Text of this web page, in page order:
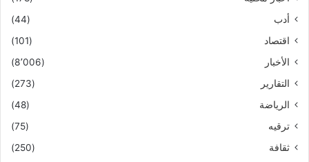
أدب
(44)
اقتصاد
(101)
الأخبار
(8٬006)
التقارير
(273)
الرياضة
(48)
ترقيه
(75)
ثقافة
(250)